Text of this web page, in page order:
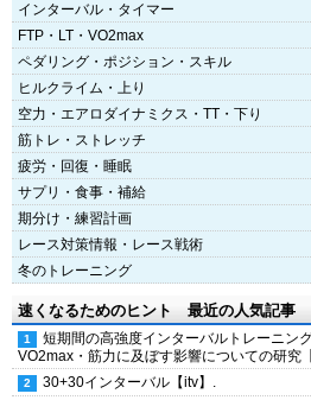
インターバル・タイマー
FTP・LT・VO2max
ペダリング・ポジション・スキル
ヒルクライム・上り
空力・エアロダイナミクス・TT・下り
筋トレ・ストレッチ
疲労・回復・睡眠
サプリ・食事・補給
期分け・練習計画
レース対策情報・レース戦術
冬のトレーニング
速くなるためのヒント 最近の人気記事
短期間の高強度インターバルトレーニン
VO2max・筋力に及ぼす影響についての研究
30+30インターバル【itv】.